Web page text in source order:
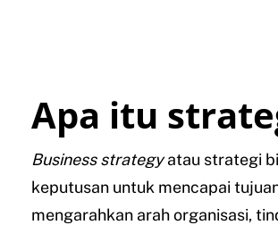
Apa itu
Business strategyatau strategi
keputusan untuk mencapai
mengarahkan arah organisasi,